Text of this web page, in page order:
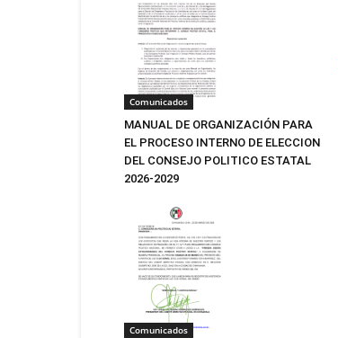
Comunicados
MANUAL DE ORGANIZACIÓN PARA
EL PROCESO INTERNO DE ELECCION
DEL CONSEJO POLITICO ESTATAL
2026-2029
Comunicados